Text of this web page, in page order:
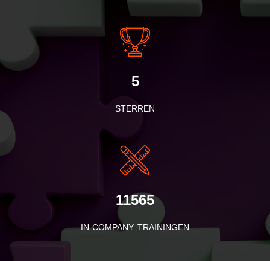
5
STERREN
11565
IN-COMPANY TRAININGEN